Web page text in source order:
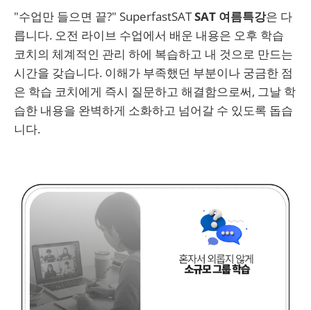
"수업만 들으면 끝?" SuperfastSATSAT 여름특강은 다
릅니다. 오전 라이브 수업에서 배운 내용은 오후 학습
코치의 체계적인 관리 하에 복습하고 내 것으로 만드는
시간을 갖습니다. 이해가 부족했던 부분이나 궁금한 점
은 학습 코치에게 즉시 질문하고 해결함으로써, 그날 학
습한 내용을 완벽하게 소화하고 넘어갈 수 있도록 돕습
니다.